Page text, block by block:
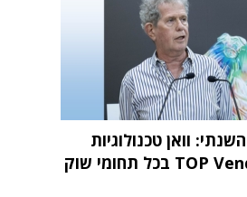
מחקר STKI השנתי: וואן טכנולוגיות
דורגה כ-TOP Vendor בכל תחומי שוק